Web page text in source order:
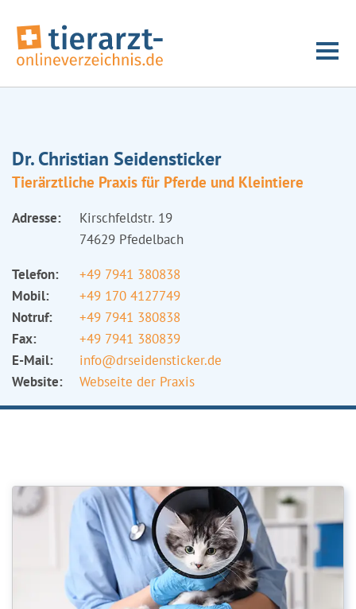
Dr. Christian Seidensticker
Tierärztliche Praxis für Pferde und Kleintiere
Adresse:
Kirschfeldstr. 19
74629 Pfedelbach
Telefon:
+49 7941 380838
Mobil:
+49 170 4127749
Notruf:
+49 7941 380838
Fax:
+49 7941 380839
E-Mail:
info@drseidensticker.de
Website:
Webseite der Praxis